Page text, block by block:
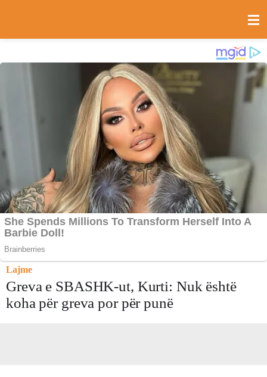
Lajme
Greva e SBASHK-ut, Kurti: Nuk është
koha për greva por për punë